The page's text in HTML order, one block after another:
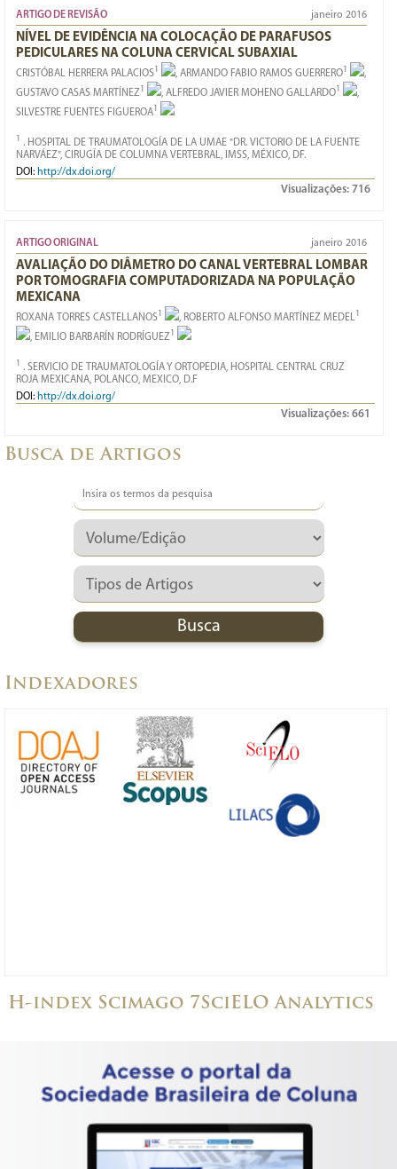
ARTIGO DE REVISÃO janeiro 2016
NÍVEL DE EVIDÊNCIA NA COLOCAÇÃO DE PARAFUSOS
PEDICULARES NA COLUNA CERVICAL SUBAXIAL
CRISTÓBAL HERRERA PALACIOS1 , ARMANDO FABIO RAMOS GUERRERO1
,
GUSTAVO CASAS MARTÍNEZ1 , ALFREDO JAVIER MOHENO GALLARDO1
,
SILVESTRE FUENTES FIGUEROA1
1 . HOSPITAL DE TRAUMATOLOGÍA DE LA UMAE "DR. VICTORIO DE LA FUENTE
NARVÁEZ", CIRUGÍA DE COLUMNA VERTEBRAL, IMSS, MÉXICO, DF.
DOI: http://dx.doi.org/
Visualizações: 716
ARTIGO ORIGINAL janeiro 2016
AVALIAÇÃO DO DIÂMETRO DO CANAL VERTEBRAL LOMBAR
POR TOMOGRAFIA COMPUTADORIZADA NA POPULAÇÃO
MEXICANA
ROXANA TORRES CASTELLANOS1 , ROBERTO ALFONSO MARTÍNEZ MEDEL1
, EMILIO BARBARÍN RODRÍGUEZ1
1 . SERVICIO DE TRAUMATOLOGÍA Y ORTOPEDIA, HOSPITAL CENTRAL CRUZ
ROJA MEXICANA, POLANCO, MEXICO, D.F
DOI: http://dx.doi.org/
Visualizações: 661
Busca de Artigos
Indexadores
H-index Scimago 7SciELO Analytics